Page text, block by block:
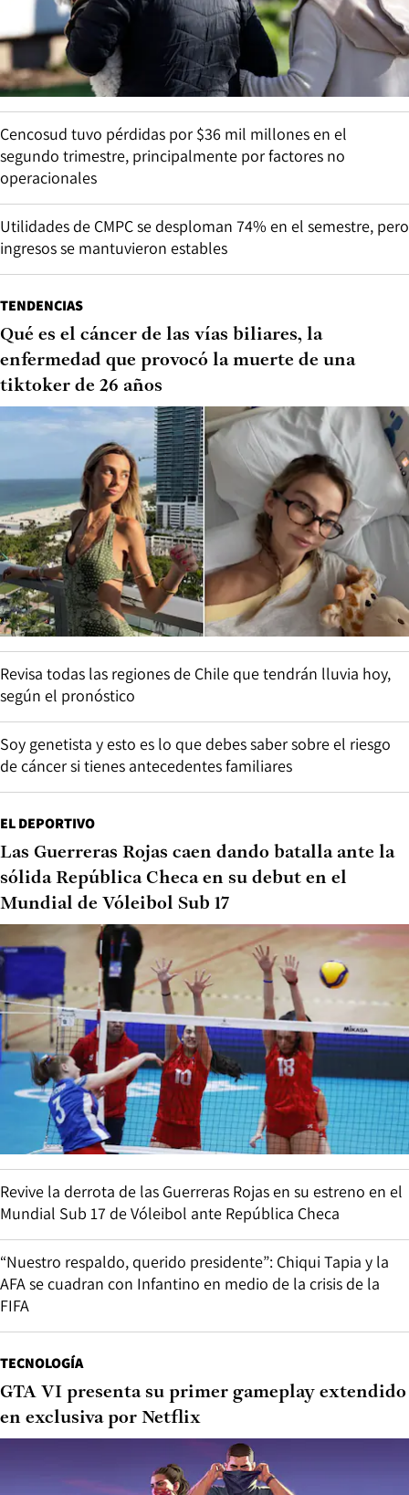
Cencosud tuvo pérdidas por $36 mil millones en el
segundo trimestre, principalmente por factores no
operacionales
Utilidades de CMPC se desploman 74% en el semestre, pero
ingresos se mantuvieron estables
TENDENCIAS
Qué es el cáncer de las vías biliares, la
enfermedad que provocó la muerte de una
tiktoker de 26 años
Revisa todas las regiones de Chile que tendrán lluvia hoy,
según el pronóstico
Soy genetista y esto es lo que debes saber sobre el riesgo
de cáncer si tienes antecedentes familiares
EL DEPORTIVO
Las Guerreras Rojas caen dando batalla ante la
sólida República Checa en su debut en el
Mundial de Vóleibol Sub 17
Revive la derrota de las Guerreras Rojas en su estreno en el
Mundial Sub 17 de Vóleibol ante República Checa
“Nuestro respaldo, querido presidente”: Chiqui Tapia y la
AFA se cuadran con Infantino en medio de la crisis de la
FIFA
TECNOLOGÍA
GTA VI presenta su primer gameplay extendido
en exclusiva por Netflix